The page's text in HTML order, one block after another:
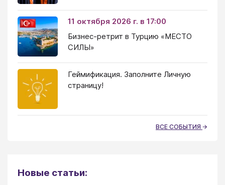
11 октября 2026 г. в 17:00
Бизнес-ретрит в Турцию «МЕСТО
СИЛЫ»
Геймификация. Заполните Личную
страницу!
ВСЕ СОБЫТИЯ
Новые статьи: